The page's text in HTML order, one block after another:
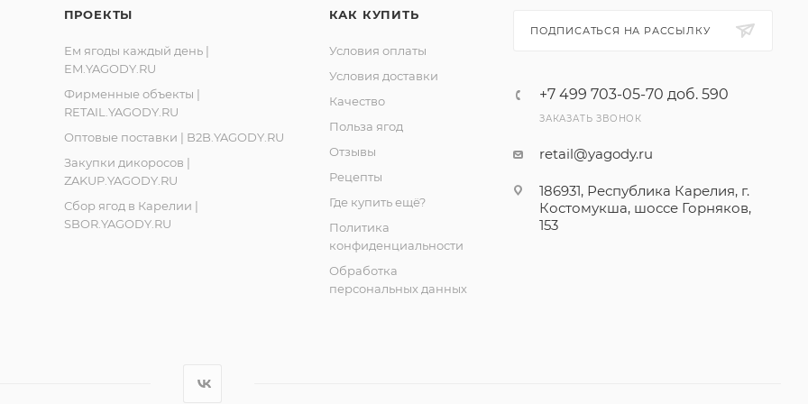
перерабатывающий сбытовой кооператив «Ягоды Карелии».
Карелия, город Костомукша, шоссе Горняков, район
ПРОЕКТЫ
Ем ягоды каждый день |
EM.YAGODY.RU
Фирменные объекты |
RETAIL.YAGODY.RU
Оптовые поставки | B2B.YAGODY.RU
Закупки дикоросов |
ZAKUP.YAGODY.RU
Сбор ягод в Карелии |
SBOR.YAGODY.RU
КАК КУПИТЬ
Условия оплаты
Условия доставки
Качество
Польза ягод
Отзывы
Рецепты
Где купить ещё?
Политика
конфиденциальности
Обработка
персональных данных
ПОДПИСАТЬСЯ НА РАССЫЛКУ
+7 499 703-05-70 доб. 590
ЗАКАЗАТЬ ЗВОНОК
retail@yagody.ru
186931, Республика Карелия, г.
Костомукша, шоссе Горняков,
153